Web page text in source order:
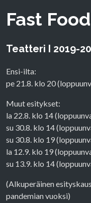
Fast
Teatteri I 2019-
Ensi-ilta:
pe 21.8. klo 20
Muut esitykset:
la 22.8. klo 14
su 30.8. klo 14
su 30.8. klo 19
la 12.9. klo 19
su 13.9. klo 14
(Alkuperäinen
pandemian vuoksi)